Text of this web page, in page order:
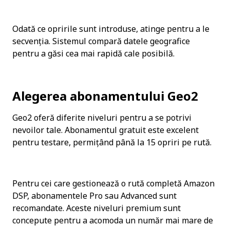
Odată ce opririle sunt introduse, atinge pentru a le
secvenția. Sistemul compară datele geografice
pentru a găsi cea mai rapidă cale posibilă.
Alegerea abonamentului Geo2
Geo2 oferă diferite niveluri pentru a se potrivi
nevoilor tale. Abonamentul gratuit este excelent
pentru testare, permițând până la 15 opriri pe rută.
Pentru cei care gestionează o rută completă Amazon
DSP, abonamentele Pro sau Advanced sunt
recomandate. Aceste niveluri premium sunt
concepute pentru a acomoda un număr mai mare de